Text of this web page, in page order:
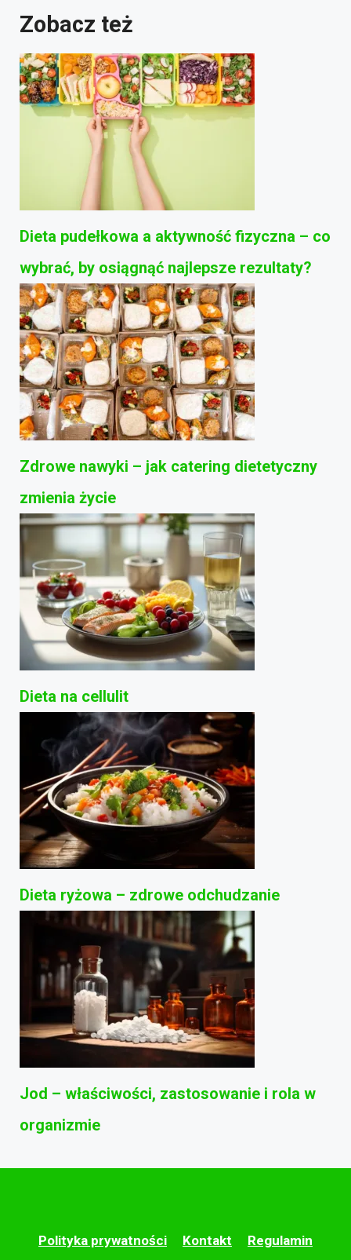
Zobacz też
Dieta pudełkowa a aktywność fizyczna – co
wybrać, by osiągnąć najlepsze rezultaty?
Zdrowe nawyki – jak catering dietetyczny
zmienia życie
Dieta na cellulit
Dieta ryżowa – zdrowe odchudzanie
Jod – właściwości, zastosowanie i rola w
organizmie
Polityka prywatności Kontakt Regulamin